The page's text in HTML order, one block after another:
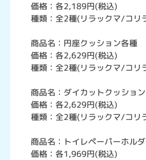
価格：各2,189円(税込)
種類：全2種(リラックマ/コリ
商品名：円座クッション各種
価格：各2,629円(税込)
種類：全2種(リラックマ/コリ
商品名：ダイカットクッショ
価格：各2,629円(税込)
種類：全2種(リラックマ/コリ
商品名：トイレペーパーホル
価格：各1,969円(税込)